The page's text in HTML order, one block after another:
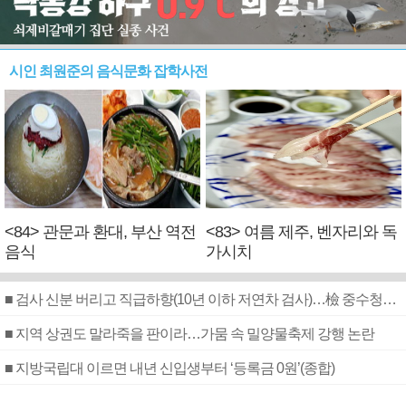
시인 최원준의 음식문화 잡학사전
<84> 관문과 환대, 부산 역전
음식
<83> 여름 제주, 벤자리와 독
가시치
■ 검사 신분 버리고 직급하향(10년 이하 저연차 검사)…檢 중수청행 기피
■ 지역 상권도 말라죽을 판이라…가뭄 속 밀양물축제 강행 논란
■ 지방국립대 이르면 내년 신입생부터 ‘등록금 0원’(종합)